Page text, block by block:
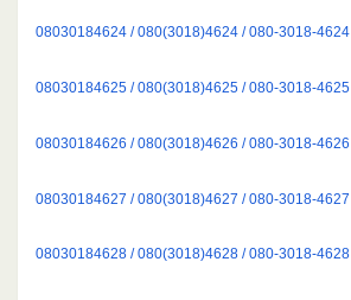
08030184624 / 080(3018)4624 / 080-3018-4624
08030184625 / 080(3018)4625 / 080-3018-4625
08030184626 / 080(3018)4626 / 080-3018-4626
08030184627 / 080(3018)4627 / 080-3018-4627
08030184628 / 080(3018)4628 / 080-3018-4628